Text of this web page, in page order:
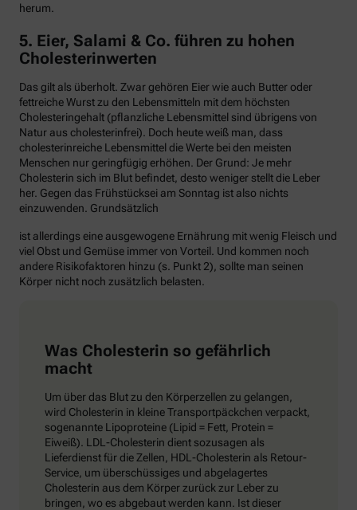
herum.
5. Eier, Salami & Co. führen zu hohen
Cholesterinwerten
Das gilt als überholt. Zwar gehören Eier wie auch Butter oder
fettreiche Wurst zu den Lebensmitteln mit dem höchsten
Cholesteringehalt (pflanzliche Lebensmittel sind übrigens von
Natur aus cholesterinfrei). Doch heute weiß man, dass
cholesterinreiche Lebensmittel die Werte bei den meisten
Menschen nur geringfügig erhöhen. Der Grund: Je mehr
Cholesterin sich im Blut befindet, desto weniger stellt die Leber
her. Gegen das Frühstücksei am Sonntag ist also nichts
einzuwenden. Grundsätzlich
ist allerdings eine ausgewogene Ernährung mit wenig Fleisch und
viel Obst und Gemüse immer von Vorteil. Und kommen noch
andere Risikofaktoren hinzu (s. Punkt 2), sollte man seinen
Körper nicht noch zusätzlich belasten.
Was Cholesterin so gefährlich
macht
Um über das Blut zu den Körperzellen zu gelangen,
wird Cholesterin in kleine Transportpäckchen verpackt,
sogenannte Lipoproteine (Lipid = Fett, Protein =
Eiweiß). LDL-Cholesterin dient sozusagen als
Lieferdienst für die Zellen, HDL-Cholesterin als Retour-
Service, um überschüssiges und abgelagertes
Cholesterin aus dem Körper zurück zur Leber zu
bringen, wo es abgebaut werden kann. Ist dieser